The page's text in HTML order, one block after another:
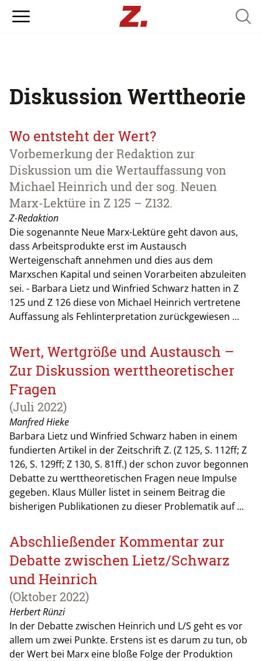
Diskussion Werttheorie
Wo entsteht der Wert?
Vorbemerkung der Redaktion zur
Diskussion um die Wertauffassung von
Michael Heinrich und der sog. Neuen
Marx-Lektüre in Z 125 – Z132.
Z-Redaktion
Die sogenannte Neue Marx-Lektüre geht davon aus,
dass Arbeitsprodukte erst im Austausch
Werteigenschaft annehmen und dies aus dem
Marxschen Kapital und seinen Vorarbeiten abzuleiten
sei. - Barbara Lietz und Winfried Schwarz hatten in Z
125 und Z 126 diese von Michael Heinrich vertretene
Auffassung als Fehlinterpretation zurückgewiesen ...
Wert, Wertgröße und Austausch –
Zur Diskussion werttheoretischer
Fragen
(Juli 2022)
Manfred Hieke
Barbara Lietz und Winfried Schwarz haben in einem
fundierten Artikel in der Zeitschrift Z. (Z 125, S. 112ff; Z
126, S. 129ff; Z 130, S. 81ff.) der schon zuvor begonnen
Debatte zu werttheoretischen Fragen neue Impulse
gegeben. Klaus Müller listet in seinem Beitrag die
bisherigen Publikationen zu dieser Problematik auf ...
Abschließender Kommentar zur
Debatte zwischen Lietz/Schwarz
und Heinrich
(Oktober 2022)
Herbert Rünzi
In der Debatte zwischen Heinrich und L/S geht es vor
allem um zwei Punkte. Erstens ist es darum zu tun, ob
der Wert bei Marx eine bloße Folge der Produktion